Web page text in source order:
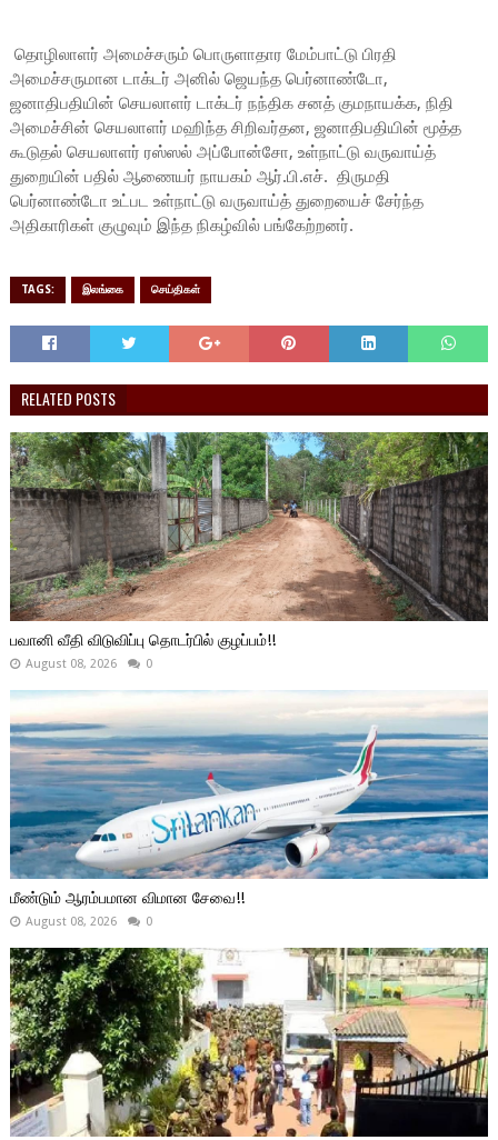
தொழிலாளர் அமைச்சரும் பொருளாதார மேம்பாட்டு பிரதி
அமைச்சருமான டாக்டர் அனில் ஜெயந்த பெர்னாண்டோ,
ஜனாதிபதியின் செயலாளர் டாக்டர் நந்திக சனத் குமநாயக்க, நிதி
அமைச்சின் செயலாளர் மஹிந்த சிறிவர்தன, ஜனாதிபதியின் மூத்த
கூடுதல் செயலாளர் ரஸ்ஸல் அப்போன்சோ, உள்நாட்டு வருவாய்த்
துறையின் பதில் ஆணையர் நாயகம் ஆர்.பி.எச். திருமதி
பெர்னாண்டோ உட்பட உள்நாட்டு வருவாய்த் துறையைச் சேர்ந்த
அதிகாரிகள் குழுவும் இந்த நிகழ்வில் பங்கேற்றனர்.
TAGS: இலங்கை செய்திகள்
RELATED POSTS
பவானி வீதி விடுவிப்பு தொடர்பில் குழப்பம்!!
August 08, 2026 0
மீண்டும் ஆரம்பமான விமான சேவை!!
August 08, 2026 0